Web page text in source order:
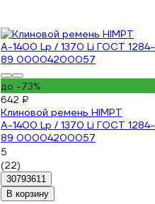
до -73%
642 ₽
Клиновой ремень HIMPT
А-1400 Lp / 1370 Li ГОСТ 1284-
89 00004200057
5
(22)
30793611
В корзину